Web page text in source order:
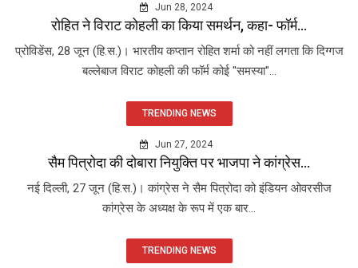
Jun 28, 2024
रोहित ने विराट कोहली का किया समर्थन, कहा- फॉर्म...
प्रोविडेंस, 28 जून (हि.स.)। भारतीय कप्तान रोहित शर्मा को नहीं लगता कि दिग्गज
बल्लेबाज विराट कोहली की फॉर्म कोई "समस्या"...
TRENDING NEWS
Jun 27, 2024
सैम पित्रोदा की दोबारा नियुक्ति पर भाजपा ने कांग्रेस...
नई दिल्ली, 27 जून (हि.स.)। कांग्रेस ने सैम पित्रोदा को इंडियन ओवरसीज
कांग्रेस के अध्यक्ष के रूप में एक बार...
TRENDING NEWS